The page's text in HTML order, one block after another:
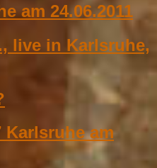
am 24.06.2011
live in Karlsruhe,
Karlsruhe am